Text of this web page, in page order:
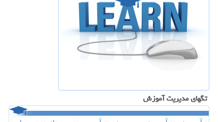
تگهای مدیریت آموزش